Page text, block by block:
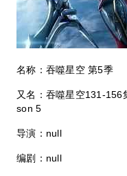
名称：吞噬星空 第5季
又名：吞噬星空131-
son 5
导演：null
编剧：null